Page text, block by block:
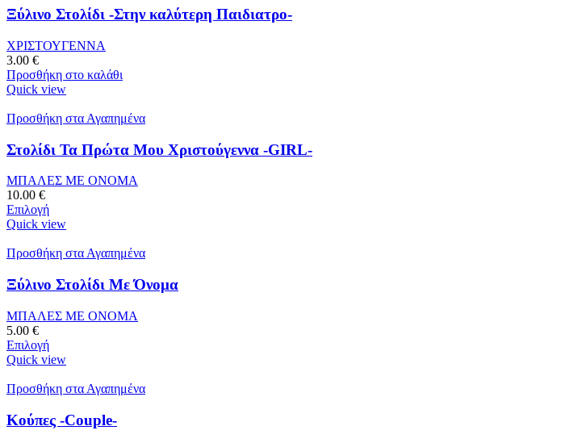
Ξύλινο Στολίδι -Στην καλύτερη Παιδιατρο-
ΧΡΙΣΤΟΥΓΕΝΝΑ
3.00 €
Προσθήκη στο καλάθι
Quick view
Προσθήκη στα Αγαπημένα
Στολίδι Τα Πρώτα Μου Χριστούγεννα -GIRL-
ΜΠΑΛΕΣ ΜΕ ΟΝΟΜΑ
10.00 €
Επιλογή
Quick view
Προσθήκη στα Αγαπημένα
Ξύλινο Στολίδι Με Όνομα
ΜΠΑΛΕΣ ΜΕ ΟΝΟΜΑ
5.00 €
Επιλογή
Quick view
Προσθήκη στα Αγαπημένα
Κούπες -Couple-